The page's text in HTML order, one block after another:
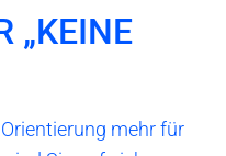
„KEINE
mehr für